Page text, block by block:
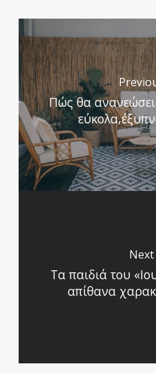
Πώς θα
Τα παιδιά του
απίθανα